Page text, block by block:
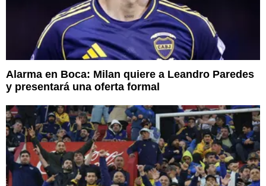
Alarma en Boca: Milan quiere a Leandro Paredes
y presentará una oferta formal